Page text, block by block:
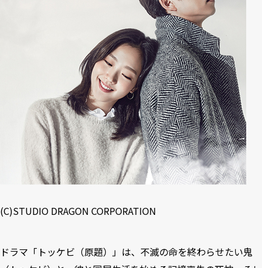
(C)STUDIO DRAGON CORPORATION
ドラマ「トッケビ（原題）」は、不滅の命を終わらせたい鬼